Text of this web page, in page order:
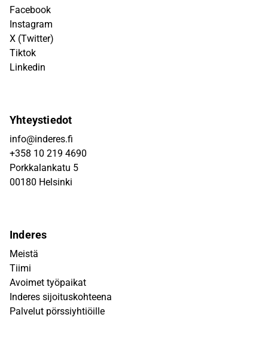
Facebook
Instagram
X (Twitter)
Tiktok
Linkedin
Yhteystiedot
info@inderes.fi
+358 10 219 4690
Porkkalankatu 5
00180 Helsinki
Inderes
Meistä
Tiimi
Avoimet työpaikat
Inderes sijoituskohteena
Palvelut pörssiyhtiöille